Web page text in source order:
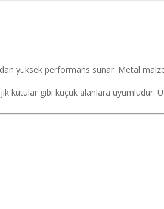
yüksek performans sunar. Metal
kutular gibi küçük alanlara